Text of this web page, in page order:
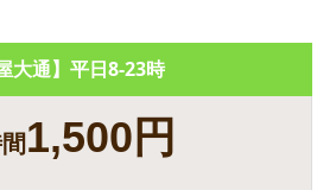
屋大通】平日8-23時
1,500円